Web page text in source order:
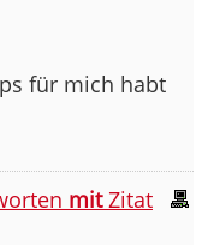
für mich habt
mitZitat